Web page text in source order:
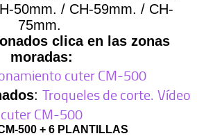
50mm. / CH-59mm. / CH-
75mm.
clica en las zonas
moradas:
cuter CM-500
: Troqueles de corte. Vídeo
cuter CM-500
500 + 6 PLANTILLAS